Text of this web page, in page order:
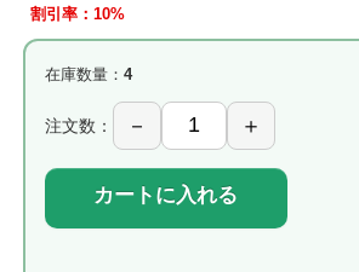
割引率：10%
在庫数量： 4
注文数：
カートに入れる